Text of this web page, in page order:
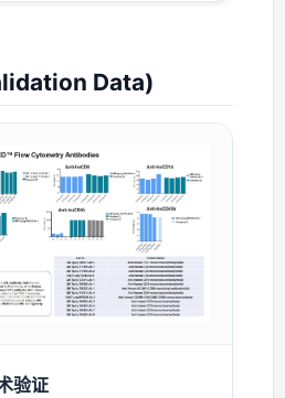
Data)
验证